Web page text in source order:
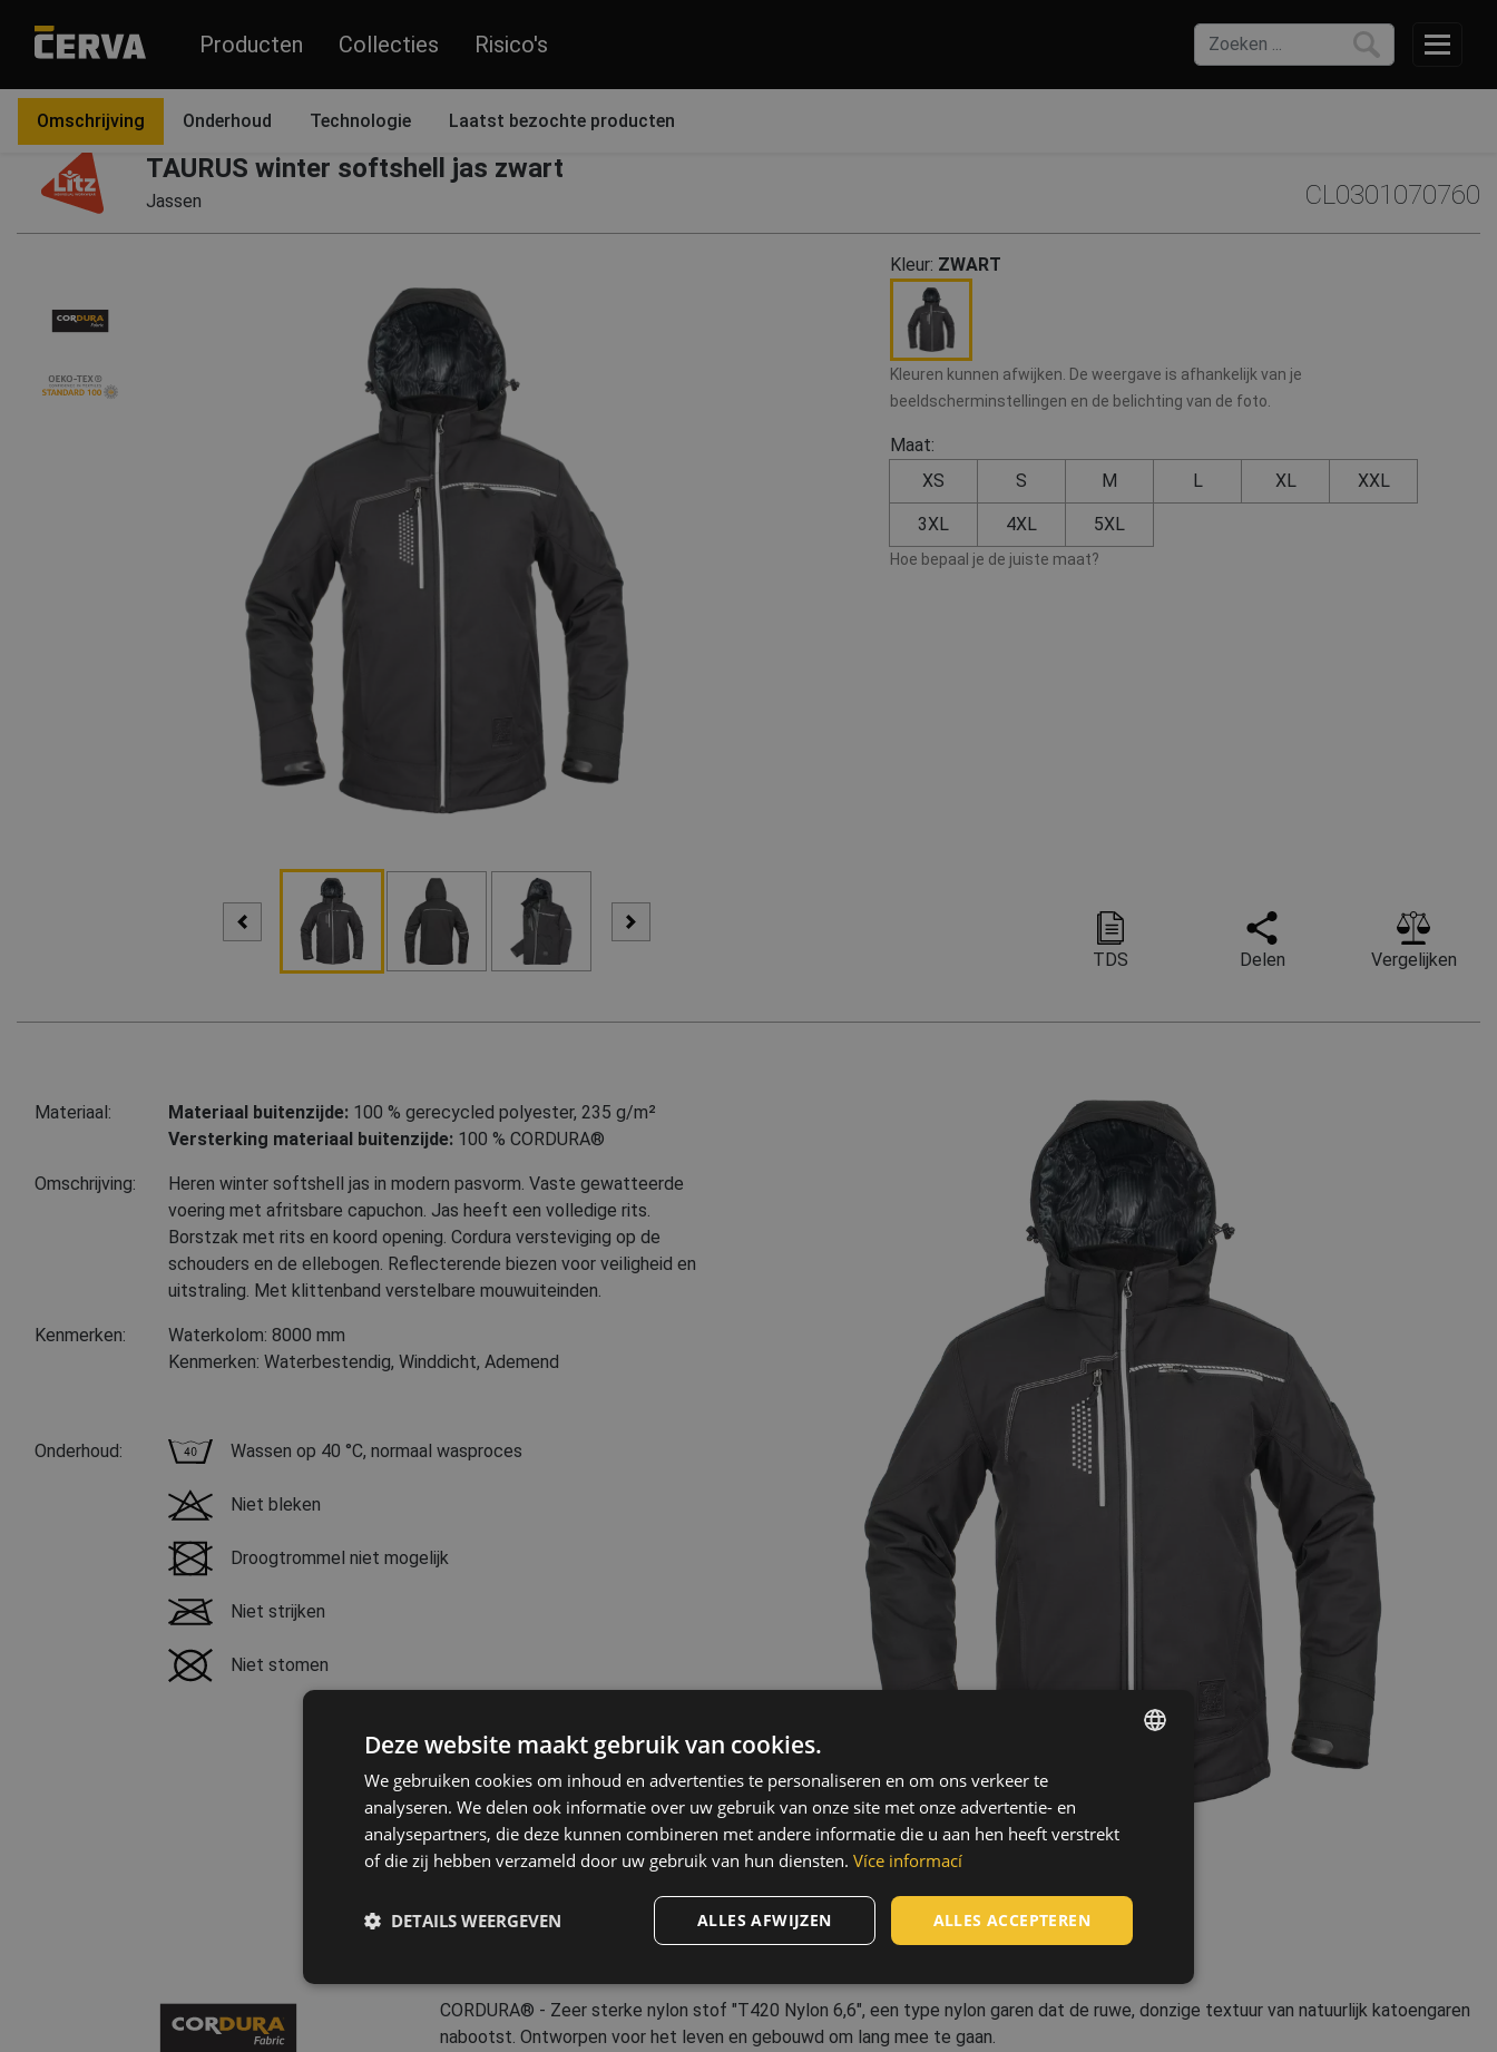
Producten Collecties Risico's
TAURUS winter softshell jas zwart
Jassen CL0301070760
Kleur: ZWART
Kleuren kunnen afwijken. De weergave is afhankelijk van je
beeldscherminstellingen en de belichting van de foto.
Maat:
XS
S M L XL XXL
3XL 4XL 5XL
Hoe bepaal je de juiste maat?
TDS Delen Vergelijken
Omschrijving Onderhoud Technologie Laatst bezochte producten
Materiaal: Materiaal buitenzijde: 100 % gerecycled polyester, 235 g/m²
Versterking materiaal buitenzijde: 100 % CORDURA®
Omschrijving:
Heren winter softshell jas in modern pasvorm. Vaste gewatteerde
voering met afritsbare capuchon. Jas heeft een volledige rits.
Borstzak met rits en koord opening. Cordura versteviging op de
schouders en de ellebogen. Reflecterende biezen voor veiligheid en
uitstraling. Met klittenband verstelbare mouwuiteinden.
Kenmerken:
Waterkolom: 8000 mm
Kenmerken: Waterbestendig, Winddicht, Ademend
Onderhoud: Wassen op 40 °C, normaal wasproces
Niet bleken
Droogtrommel niet mogelijk
Niet strijken
Niet stomen
Technologie
CORDURA® - Zeer sterke nylon stof "T420 Nylon 6,6", een type nylon garen dat de ruwe, donzige textuur van natuurlijk katoengaren
nabootst. Ontworpen voor het leven en gebouwd om lang mee te gaan.
ROMANIAN
GERMAN
Deze website maakt gebruik van cookies.
We gebruiken cookies om inhoud en advertenties te personaliseren en om ons verkeer te
analyseren. We delen ook informatie over uw gebruik van onze site met onze advertentie- en
analysepartners, die deze kunnen combineren met andere informatie die u aan hen heeft verstrekt
of die zij hebben verzameld door uw gebruik van hun diensten. Více informací
ALLES ACCEPTEREN
ALLES AFWIJZEN
DETAILS WEERGEVEN